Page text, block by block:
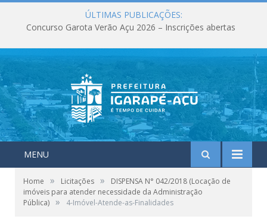
ÚLTIMAS PUBLICAÇÕES:
Concurso Garota Verão Açu 2026 – Inscrições abertas
MENU
Home » Licitações »
DISPENSA N° 042/2018 (Locação de
imóveis para atender necessidade da Administração
Pública) » 4-Imóvel-Atende-as-Finalidades